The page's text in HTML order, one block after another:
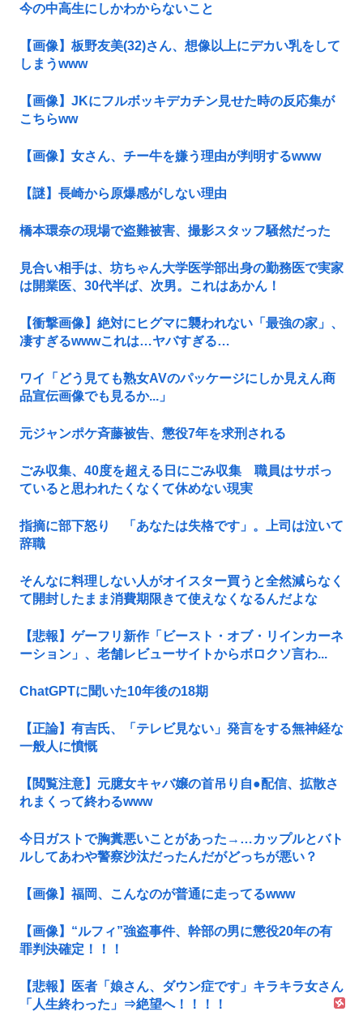
今の中高生にしかわからないこと
【画像】板野友美(32)さん、想像以上にデカい乳をして
しまうwww
【画像】JKにフルボッキデカチン見せた時の反応集が
こちらww
【画像】女さん、チー牛を嫌う理由が判明するwww
【謎】長崎から原爆感がしない理由
橋本環奈の現場で盗難被害、撮影スタッフ騒然だった
見合い相手は、坊ちゃん大学医学部出身の勤務医で実家
は開業医、30代半ば、次男。これはあかん！
【衝撃画像】絶対にヒグマに襲われない「最強の家」、
凄すぎるwwwこれは…ヤバすぎる…
ワイ「どう見ても熟女AVのパッケージにしか見えん商
品宣伝画像でも見るか...」
元ジャンポケ斉藤被告、懲役7年を求刑される
ごみ収集、40度を超える日にごみ収集 職員はサボっ
ていると思われたくなくて休めない現実
指摘に部下怒り 「あなたは失格です」。上司は泣いて
辞職
そんなに料理しない人がオイスター買うと全然減らなく
て開封したまま消費期限きて使えなくなるんだよな
【悲報】ゲーフリ新作「ビースト・オブ・リインカーネ
ーション」、老舗レビューサイトからボロクソ言わ...
ChatGPTに聞いた10年後の18期
【正論】有吉氏、「テレビ見ない」発言をする無神経な
一般人に憤慨
【閲覧注意】元臆女キャバ嬢の首吊り自●配信、拡散さ
れまくって終わるwww
今日ガストで胸糞悪いことがあった→…カップルとバト
ルしてあわや警察沙汰だったんだがどっちが悪い？
【画像】福岡、こんなのが普通に走ってるwww
【画像】“ルフィ”強盗事件、幹部の男に懲役20年の有
罪判決確定！！！
【悲報】医者「娘さん、ダウン症です」キラキラ女さん
「人生終わった」⇒絶望へ！！！！